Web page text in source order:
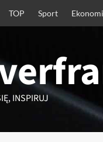
TOP Sport
INSPIRUJ